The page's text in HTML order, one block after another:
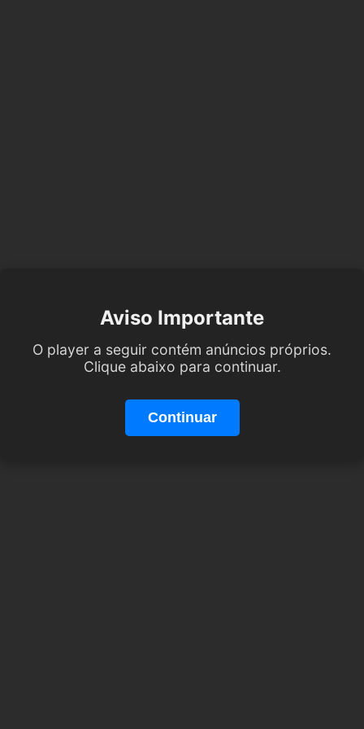
Aviso Importante
O player a seguir contém anúncios próprios.
Clique abaixo para continuar.
Continuar